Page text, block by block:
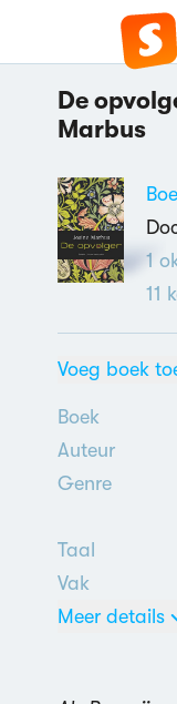
De
Marbus
1
11
Voeg boek
Boek
Auteur
Genre
Taal
Vak
Meer details